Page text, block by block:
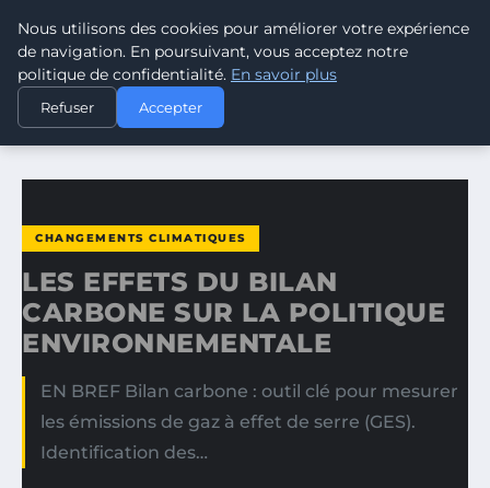
CLIMATE GUARDIAN
ACCUEIL
CHANGEMENTS CLIMATIQUES
LES EFFETS DU BILAN CARBONE SUR LA POLITIQUE…
CHANGEMENTS CLIMATIQUES
LES EFFETS DU BILAN
CARBONE SUR LA POLITIQUE
ENVIRONNEMENTALE
EN BREF Bilan carbone : outil clé pour mesurer
les émissions de gaz à effet de serre (GES).
Identification des…
Nous utilisons des cookies pour améliorer votre expérience
de navigation. En poursuivant, vous acceptez notre
politique de confidentialité. En savoir plus
Refuser Accepter